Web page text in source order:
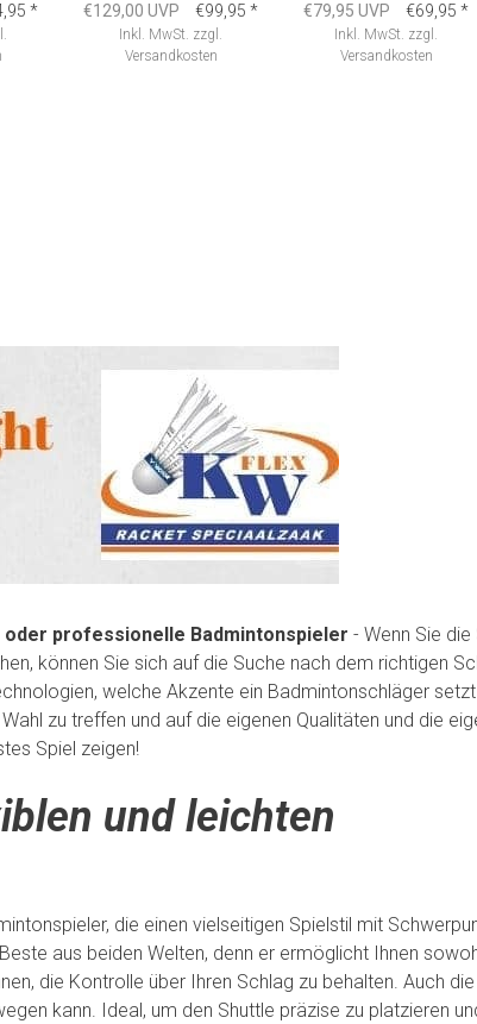
* €129,00 UVP €99,95 *
Inkl. MwSt. zzgl.
Versandkosten
€79,95 UVP €69,95 *
Inkl. MwSt. zzgl.
Versandkosten
professionelle Badmintonspieler - Wenn Sie
können Sie sich auf die Suche nach dem richtigen
welche Akzente ein Badmintonschläger
zu treffen und auf die eigenen Qualitäten und die
Spiel zeigen!
und leichten
die einen vielseitigen Spielstil mit
aus beiden Welten, denn er ermöglicht Ihnen
die Kontrolle über Ihren Schlag zu behalten. Auch die
kann. Ideal, um den Shuttle präzise zu platzieren